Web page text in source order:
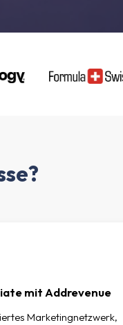
mit Addrevenue
Marketingnetzwerk,